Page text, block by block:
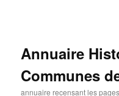
Annuaire
Communes
annuaire recensant les